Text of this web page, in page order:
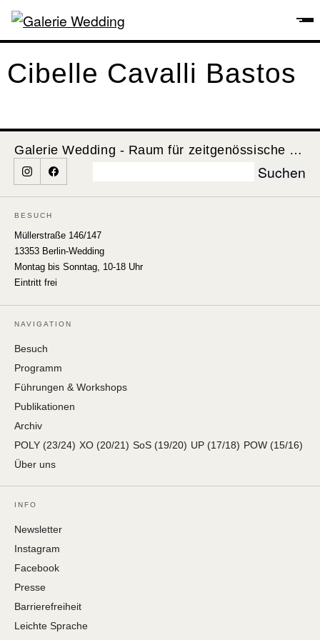
Cibelle Cavalli Bastos
Galerie Wedding - Raum für zeitgenössische Kunst
BESUCH
Müllerstraße 146/147
13353 Berlin-Wedding
Montag bis Sonntag, 10-18 Uhr
Eintritt frei
NAVIGATION
Besuch
Programm
Führungen & Workshops
Publikationen
Archiv
POLY (23/24) XO (20/21) SoS (19/20) UP (17/18) POW (15/16)
Über uns
INFO
Newsletter
Instagram
Facebook
Presse
Barrierefreiheit
Leichte Sprache